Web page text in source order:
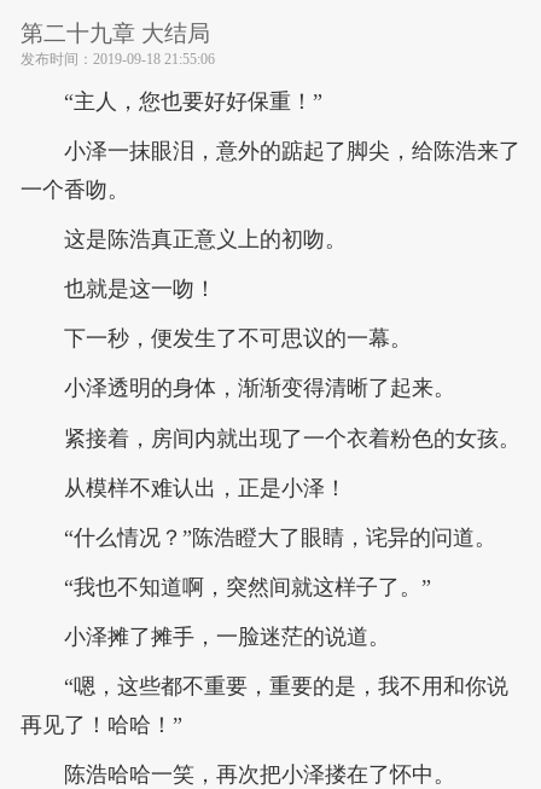
第二十九章 大结局
发布时间： 2019-09-18 21:55:06
“主人，您也要好好保重！”
小泽一抹眼泪，意外的踮起了脚尖，给陈浩来了
一个香吻。
这是陈浩真正意义上的初吻。
也就是这一吻！
下一秒，便发生了不可思议的一幕。
小泽透明的身体，渐渐变得清晰了起来。
紧接着，房间内就出现了一个衣着粉色的女孩。
从模样不难认出，正是小泽！
“什么情况？”陈浩瞪大了眼睛，诧异的问道。
“我也不知道啊，突然间就这样子了。”
小泽摊了摊手，一脸迷茫的说道。
“嗯，这些都不重要，重要的是，我不用和你说
再见了！哈哈！”
陈浩哈哈一笑，再次把小泽搂在了怀中。